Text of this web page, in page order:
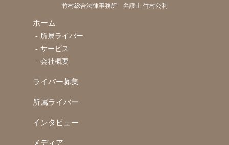
竹村総合法律事務所 弁護士 竹村公利
ホーム
所属ライバー
サービス
会社概要
ライバー募集
所属ライバー
インタビュー
メディア